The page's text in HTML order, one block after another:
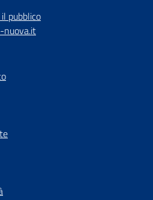
pubblico
nuova.it